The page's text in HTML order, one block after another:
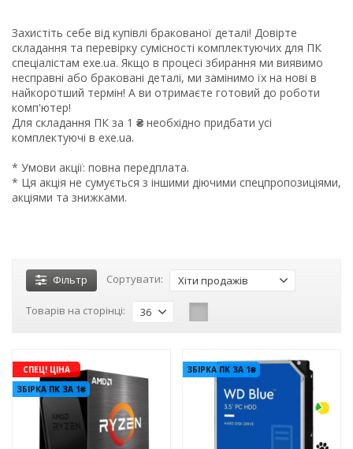
Захистіть себе від купівлі бракованої деталі! Довірте
складання та перевірку сумісності комплектуючих для ПК
спеціалістам exe.ua. Якщо в процесі збирання ми виявимо
несправні або браковані деталі, ми замінимо їх на нові в
найкоротший термін! А ви отримаєте готовий до роботи
комп'ютер!
Для складання ПК за 1 ₴ необхідно придбати усі
комплектуючі в exe.ua.
* Умови акції: повна передплата.
* Ця акція не сумується з іншими діючими спецпропозиціями,
акціями та знижками.
Фільтр Сортувати: Хіти продажів
Товарів на сторінці: 36
СПЕЦ! ЦІНА
ЗБІРКА ПК ЗА 1₴
ЗБІРКА ПК ЗА 1₴ -3%